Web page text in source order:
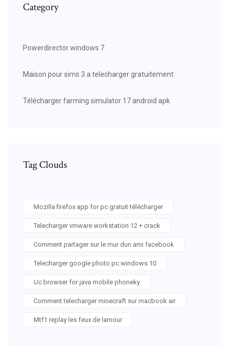
Category
Powerdirector windows 7
Maison pour sims 3 a telecharger gratuitement
Télécharger farming simulator 17 android apk
Tag Clouds
Mozilla firefox app for pc gratuit télécharger
Telecharger vmware workstation 12 + crack
Comment partager sur le mur dun ami facebook
Telecharger google photo pc windows 10
Uc browser for java mobile phoneky
Comment telecharger minecraft sur macbook air
Mtf1 replay les feux de lamour